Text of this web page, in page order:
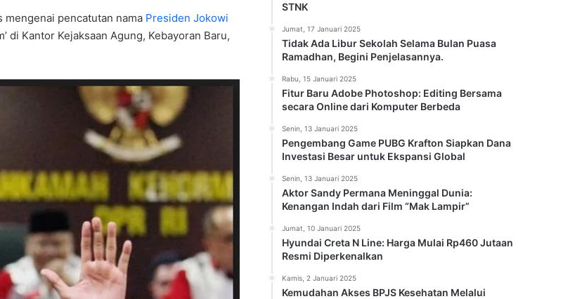
pencatutan nama Presiden Jokowi
di Kantor Kejaksaan Agung, Kebayoran Baru,
STNK
Jumat, 17 Januari 2025
Tidak Ada Libur Sekolah Selama Bulan Puasa
Ramadhan, Begini Penjelasannya.
Rabu, 15 Januari 2025
Fitur Baru Adobe Photoshop: Editing Bersama
secara Online dari Komputer Berbeda
Senin, 13 Januari 2025
Pengembang Game PUBG Krafton Siapkan Dana
Investasi Besar untuk Ekspansi Global
Senin, 13 Januari 2025
Aktor Sandy Permana Meninggal Dunia:
Kenangan Indah dari Film “Mak Lampir”
Jumat, 10 Januari 2025
Hyundai Creta N Line: Harga Mulai Rp460 Jutaan
Resmi Diperkenalkan
Kamis, 2 Januari 2025
Kemudahan Akses BPJS Kesehatan Melalui